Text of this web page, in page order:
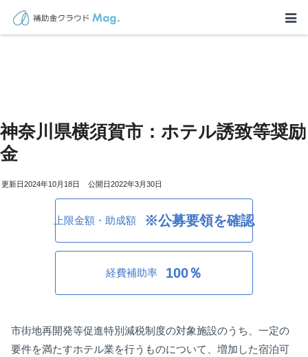
神奈川県横須賀市：ホテル誘致等奨励
金
2024年10月18日 2022年3月30日
上限金額・助成額 ※公募要領を確認
経費補助率 100％
市街地再開発等促進特別減税制度の対象施設のうち、一定の
要件を満たすホテル業を行うものについて、増加した宿泊可